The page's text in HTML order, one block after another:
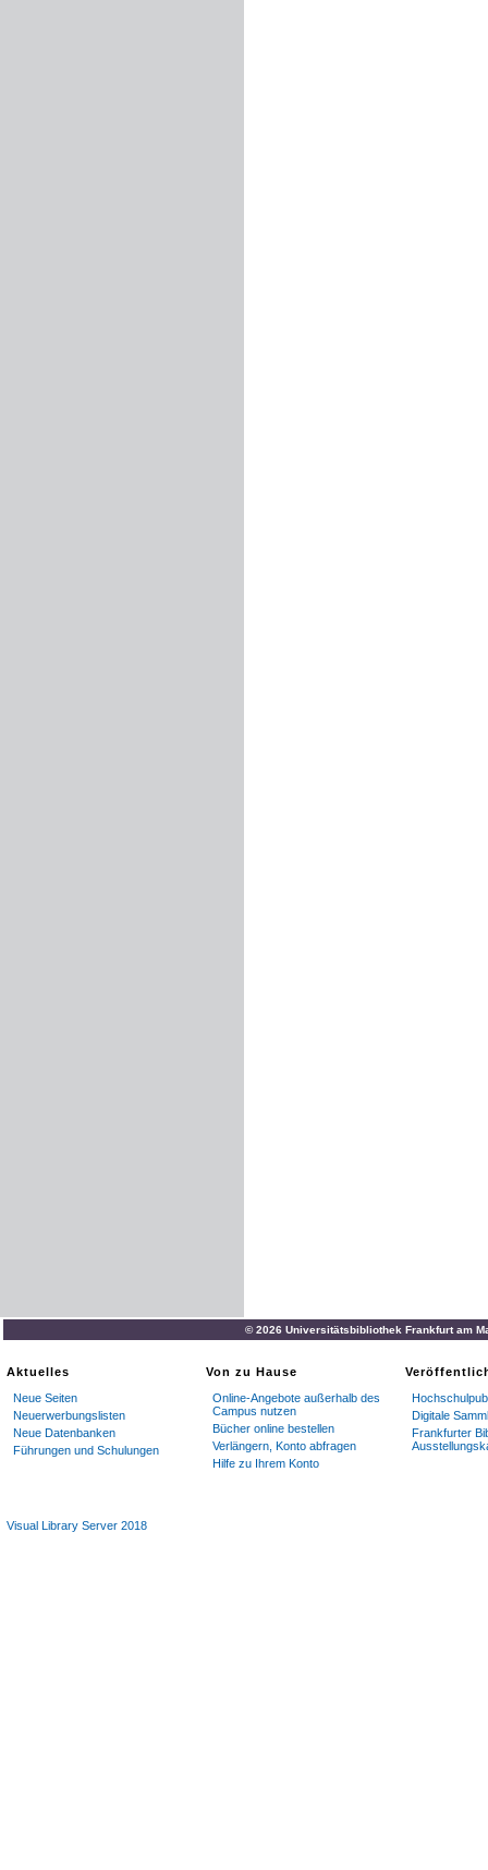
© 2026 Universitätsbibliothek Frankfurt am
Aktuelles
Neue Seiten
Neuerwerbungslisten
Neue Datenbanken
Führungen und Schulungen
Von zu Hause
Online-Angebote außerhalb des
Campus nutzen
Bücher online bestellen
Verlängern, Konto abfragen
Hilfe zu Ihrem Konto
Digitale
Frankfurter
Visual Library Server 2018